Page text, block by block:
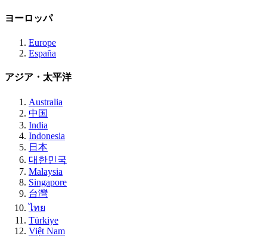
ヨーロッパ
Europe
España
アジア・太平洋
Australia
中国
India
Indonesia
日本
대한민국
Malaysia
Singapore
台灣
ไทย
Türkiye
Việt Nam